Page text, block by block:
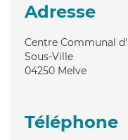
Adresse
Centre Communal
Sous-Ville
04250 Melve
Téléphone